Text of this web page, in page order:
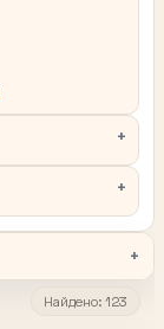
Найдено: 123